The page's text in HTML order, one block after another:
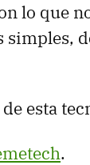
lo que
esta
.